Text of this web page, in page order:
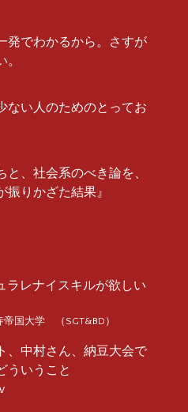
発でわかるから。さすが
ない人のためのとってお
と、社会系のべき論を、
振りかざた結果』
ラレナイスキルが欲しい
帝国大学 （SGT&BD）
、中村さん、納豆大会で
ういうこと